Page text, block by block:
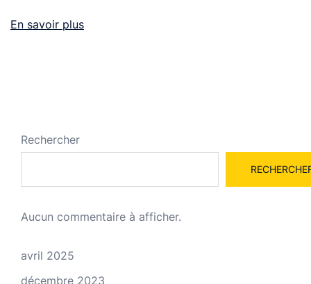
En savoir plus
Rechercher
Aucun commentaire à afficher.
avril 2025
décembre 2023